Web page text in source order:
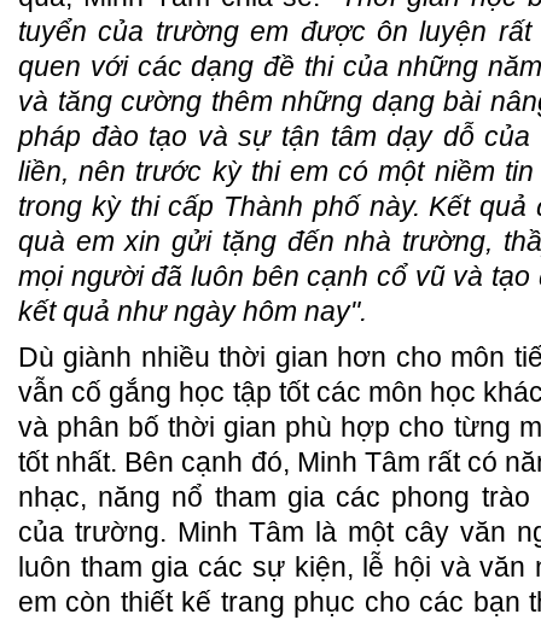
tuyển của trường em được ôn luyện
quen với các dạng đề thi của những
và tăng cường thêm những dạng bài
pháp đào tạo và sự tận tâm dạy dỗ
liền, nên trước kỳ thi em có một niềm
trong kỳ thi cấp Thành phố này. Kết
quà em xin gửi tặng đến nhà trường,
mọi người đã luôn bên cạnh cổ vũ và
kết quả như ngày hôm nay".
Dù giành nhiều thời gian hơn cho môn
vẫn cố gắng học tập tốt các môn học
và phân bố thời gian phù hợp cho từng
tốt nhất. Bên cạnh đó, Minh Tâm rất có
nhạc, năng nổ tham gia các phong
của trường. Minh Tâm là một cây văn
luôn tham gia các sự kiện, lễ hội và
em còn thiết kế trang phục cho các bạn